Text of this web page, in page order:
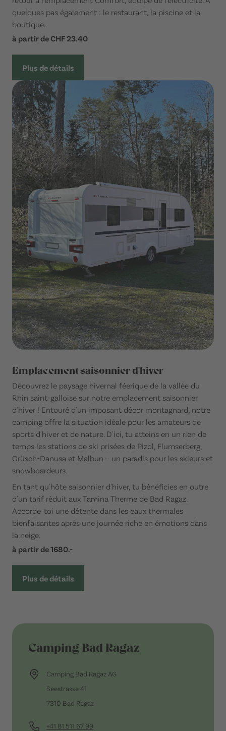
quelques pas également : le restaurant, la piscine et la
boutique.
à partir de CHF 23.40
Plus de détails
Emplacement saisonnier d'hiver
Découvrez le paysage hivernal féerique de la vallée du
Rhin saint-galloise sur notre emplacement saisonnier
d'hiver ! Entouré d'un imposant décor montagnard, notre
camping offre la situation idéale pour les amateurs de
sports d'hiver et de nature. D'ici, tu atteins en un rien de
temps les stations de ski prisées de Pizol, Flumserberg,
Grüsch-Danusa et Malbun – un paradis pour les skieurs et
snowboardeurs.
En tant qu'hôte saisonnier d'hiver, tu bénéficies en outre
d'un tarif réduit aux Tamina Therme de Bad Ragaz.
Accorde-toi une détente dans les eaux thermales
bienfaisantes après une journée riche en émotions dans
la neige.
à partir de 1680.-
Plus de détails
Camping Bad Ragaz
Camping Bad Ragaz AG
Seestrasse 41
7310 Bad Ragaz
+41 81 511 67 99